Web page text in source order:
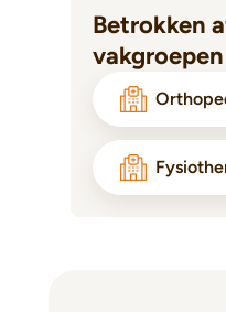
Betrokken
vakgroepen